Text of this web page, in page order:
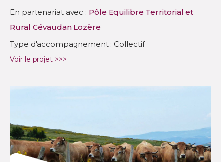
En partenariat avec : Pôle Equilibre Territorial et
Rural Gévaudan Lozère
Type d'accompagnement : Collectif
Voir le projet >>>